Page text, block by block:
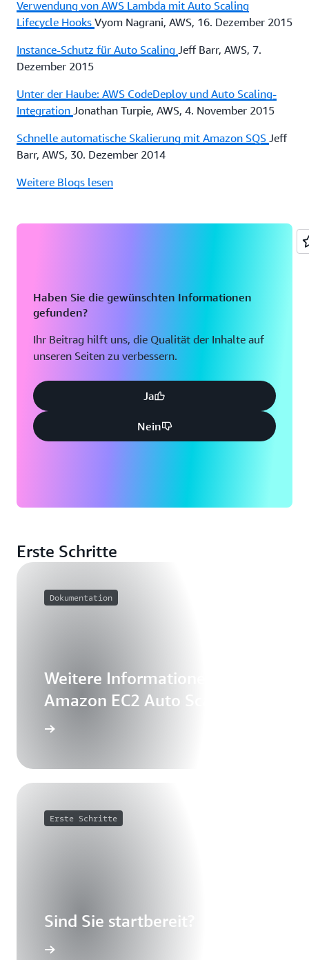
Verwendung von AWS Lambda mit Auto Scaling
Lifecycle Hooks Vyom Nagrani, AWS, 16. Dezember 2015
Instance-Schutz für Auto Scaling Jeff Barr, AWS, 7.
Dezember 2015
Unter der Haube: AWS CodeDeploy und Auto Scaling-
Integration Jonathan Turpie, AWS, 4. November 2015
Schnelle automatische Skalierung mit Amazon SQS Jeff
Barr, AWS, 30. Dezember 2014
Weitere Blogs lesen
Haben Sie die gewünschten Informationen
gefunden?
Ihr Beitrag hilft uns, die Qualität der Inhalte auf
unseren Seiten zu verbessern.
Ja
Nein
Erste Schritte
Dokumentation
Weitere Informationen zu
Amazon EC2 Auto Scaling
Erste Schritte
Sind Sie startbereit?